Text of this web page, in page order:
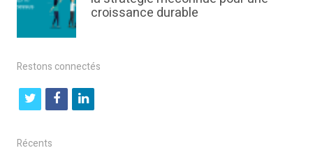
croissance durable
Restons connectés
t
i
f
l
Récents